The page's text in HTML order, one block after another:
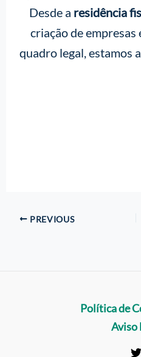
Desde a residência
criação de empresas
quadro legal, estamos
PREVIOUS
Política de
Aviso